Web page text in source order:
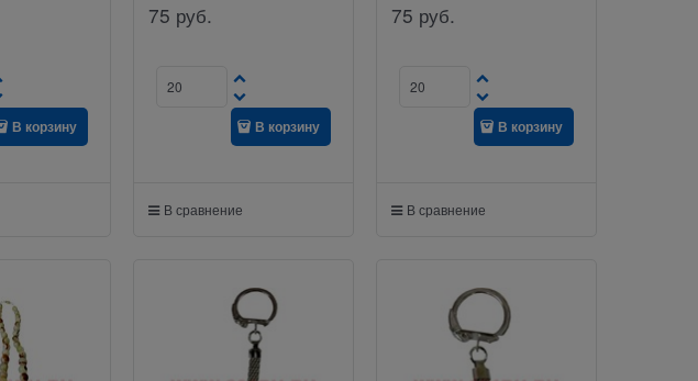
В корзину
75 руб.
В корзину
В сравнение
75 руб.
В корзину
В сравнение